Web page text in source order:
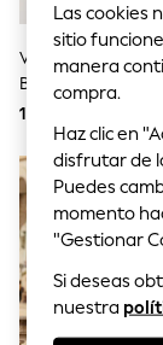
Jeans
All
Dresses
Shorts
Skirts
Rash
Sun
Sun
Shop
New In
Vestido A Media
Bordado Tropical
Monsoon
120 €
Las cookies
sitio
manera
compra.
Haz clic en
disfrutar de
Puedes
momento
"Gestionar
Si deseas
nuestra